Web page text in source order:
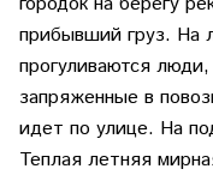
прибывший груз. На
прогуливаются
запряженные в
идет по улице. На
Теплая летняя